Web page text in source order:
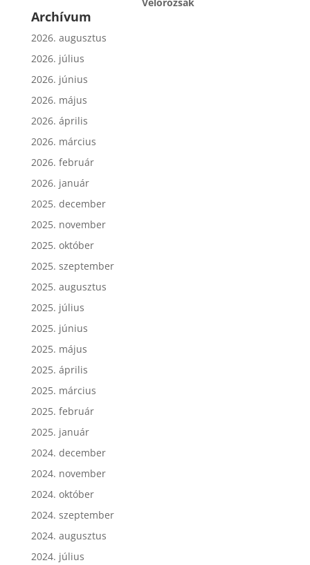
Archívum
2026. augusztus
2026. július
2026. június
2026. május
2026. április
2026. március
2026. február
2026. január
2025. december
2025. november
2025. október
2025. szeptember
2025. augusztus
2025. július
2025. június
2025. május
2025. április
2025. március
2025. február
2025. január
2024. december
2024. november
2024. október
2024. szeptember
2024. augusztus
2024. július